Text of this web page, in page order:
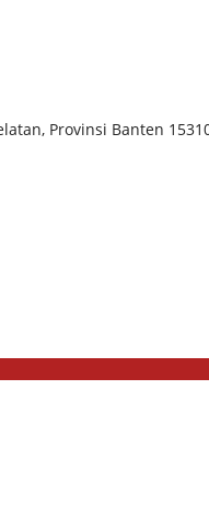
Provinsi Banten